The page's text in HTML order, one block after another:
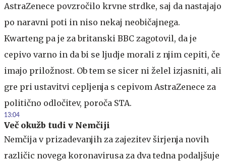
AstraZenece povzročilo krvne strdke, saj da nastajajo
po naravni poti in niso nekaj neobičajnega.
Kwarteng pa je za britanski BBC zagotovil, da je
cepivo varno in da bi se ljudje morali z njim cepiti, če
imajo priložnost. Ob tem se sicer ni želel izjasniti, ali
gre pri ustavitvi cepljenja s cepivom AstraZenece za
politično odločitev, poroča STA.
13:04
Več okužb tudi v Nemčiji
Nemčija v prizadevanjih za zajezitev širjenja novih
različic novega koronavirusa za dva tedna podaljšuje